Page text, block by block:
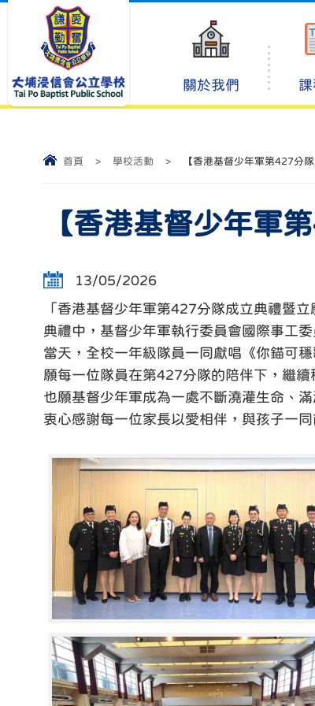
關於我們
首頁 > 學校活動 > 【香港基督少年軍第427分
【香港基督少年軍
13/05/2026
「香港基督少年軍第427分隊成立典禮暨
典禮中，基督少年軍執行委員會國際事工
當天，全校一年級隊員一同獻唱《你錨可
願每一位隊員在第427分隊的陪伴下，繼
也願基督少年軍成為一處不斷澆灌生命、
衷心感謝每一位家長以愛相伴，與孩子一